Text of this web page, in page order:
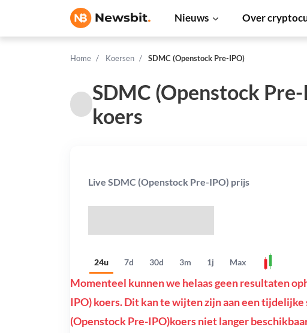
Nieuws Over
Home Koersen SDMC (Openstock Pre-IPO)
SDMC (Openstock
koers
Live SDMC (Openstock Pre-IPO) prijs
24u 7d 30d 3m 1j Max
Momenteel kunnen we helaas geen resultaten
IPO) koers. Dit kan te wijten zijn aan een
(Openstock Pre-IPO)koers niet langer